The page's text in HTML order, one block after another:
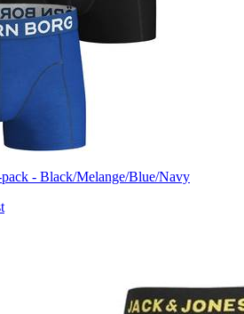
- Black/Melange/Blue/Navy